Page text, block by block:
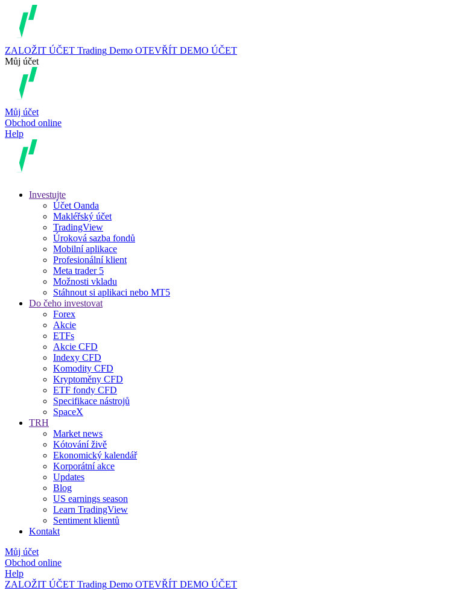
ZALOŽIT ÚČET Trading Demo OTEVŘÍT DEMO ÚČET
Můj účet
Můj účet
Obchod online
Help
Investujte
Účet Oanda
Makléřský účet
TradingView
Úroková sazba fondů
Mobilní aplikace
Profesionální klient
Meta trader 5
Možnosti vkladu
Stáhnout si aplikaci nebo MT5
Do čeho investovat
Forex
Akcie
ETFs
Akcie CFD
Indexy CFD
Komodity CFD
Kryptoměny CFD
ETF fondy CFD
Specifikace nástrojů
SpaceX
TRH
Market news
Kótování živě
Ekonomický kalendář
Korporátní akce
Updates
Blog
US earnings season
Learn TradingView
Sentiment klientů
Kontakt
Můj účet
Obchod online
Help
ZALOŽIT ÚČET Trading Demo OTEVŘÍT DEMO ÚČET